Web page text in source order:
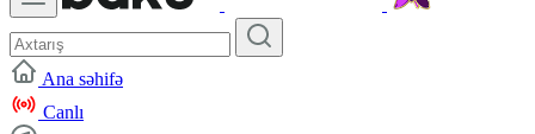
Ana səhifə
Canlı